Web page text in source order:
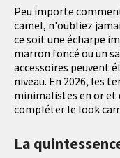
Peu importe
camel, n'oubliez
ce soit une écharpe
marron foncé ou un
accessoires peuvent
niveau. En 2026, les
minimalistes en or et
compléter le look
La